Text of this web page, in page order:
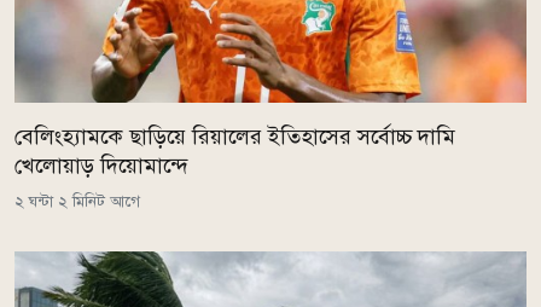
বেলিংহ্যামকে ছাড়িয়ে রিয়ালের ইতিহাসের সর্বোচ্চ দামি
খেলোয়াড় দিয়োমান্দে
২ ঘন্টা ২ মিনিট আগে